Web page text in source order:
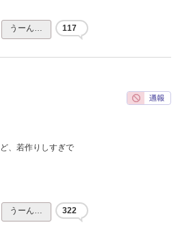
うーん… 117
、若作りしすぎで
うーん… 322